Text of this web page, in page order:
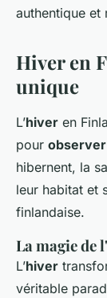
authentique et
Hiver en
unique
L’hiver en
pour
hibernent, la
leur habitat et
finlandaise.
La magie de
L’hiver
véritable